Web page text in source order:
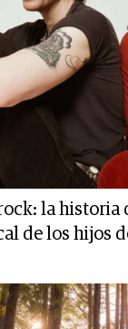
la historia
de los hijos